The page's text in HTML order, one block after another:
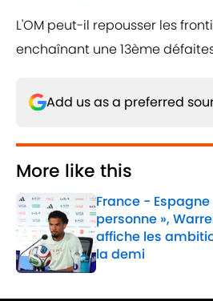
L'OM peut-il repousser les
enchaînant une 13ème
Add us as a preferred
More like this
France -
personne »,
affiche les
la demi
Published by on